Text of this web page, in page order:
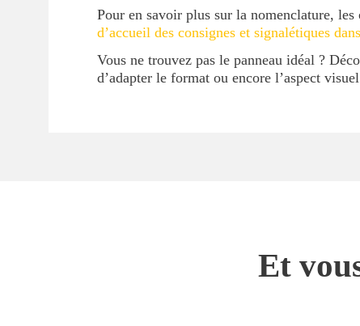
Pour en savoir plus sur la nomenclature,
d’accueil des consignes et signalétiques
Vous ne trouvez pas le panneau idéal ?
d’adapter le format ou encore l’aspect
Et